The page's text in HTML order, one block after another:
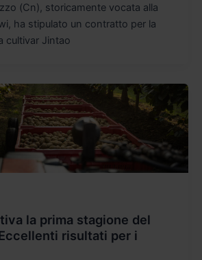
(Cn), storicamente vocata alla
ha stipulato un contratto per la
cultivar Jintao
la prima stagione del
risultati per i